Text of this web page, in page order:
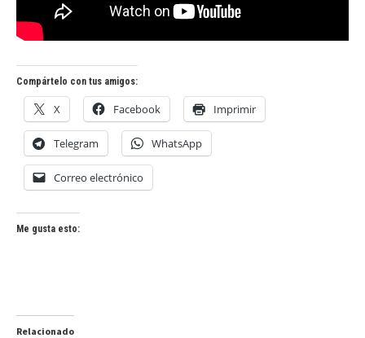
Compártelo con tus amigos:
X Facebook Imprimir
Telegram WhatsApp
Correo electrónico
Me gusta esto:
Relacionado